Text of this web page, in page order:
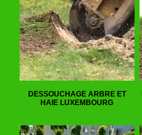
DESSOUCHAGE ARBRE ET
HAIE LUXEMBOURG